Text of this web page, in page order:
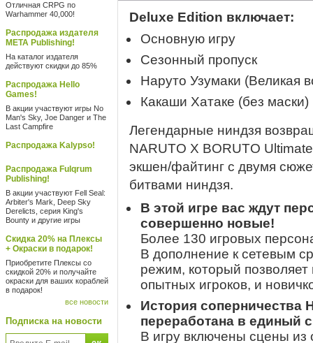
Отличная CRPG по
Warhammer 40,000!
Распродажа издателя
META Publishing!
На каталог издателя
действуют скидки до 85%
Распродажа Hello
Games!
В акции участвуют игры No
Man's Sky, Joe Danger и The
Last Campfire
Распродажа Kalypso!
Распродажа Fulqrum
Publishing!
В акции участвуют Fell Seal:
Arbiter's Mark, Deep Sky
Derelicts, серия King's
Bounty и другие игры
Скидка 20% на Плексы
+ Окраски в подарок!
Приобретите Плексы со
скидкой 20% и получайте
окраски для ваших кораблей
в подарок!
все новости
Подписка на новости
Deluxe Edition включает:
Основную игру
Сезонный пропуск
Наруто Узумаки (Великая
Какаши Хатаке (без маски)
Легендарные ниндзя
NARUTO X BORUTO
экшен/файтинг с двумя
битвами ниндзя.
В этой игре вас ждут
совершенно новые!
Более 130 игровых
В дополнение к сетевым
режим, который
опытных игроков, и
История соперничества
переработана в единый
В игру включены сцены из